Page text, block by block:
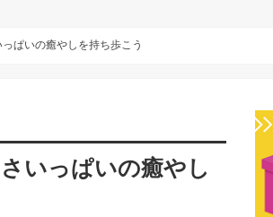
ぱいの癒やしを持ち歩こう
いっぱいの癒やし